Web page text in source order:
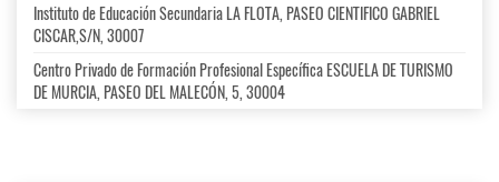
Instituto de Educación Secundaria LA FLOTA, PASEO CIENTIFICO GABRIEL
CISCAR,S/N, 30007
Centro Privado de Formación Profesional Específica ESCUELA DE TURISMO
DE MURCIA, PASEO DEL MALECÓN, 5, 30004